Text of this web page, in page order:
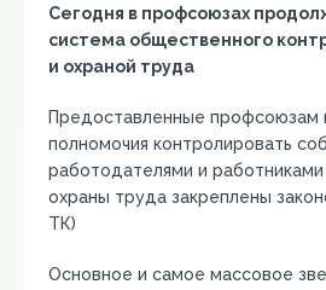
Сегодня в профсоюзах
система общественного
и охраной труда
Предоставленные профсоюзам
полномочия контролировать
работодателями и
охраны труда закреплены
ТК)
Основное и самое массовое